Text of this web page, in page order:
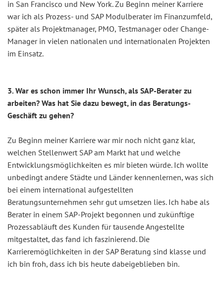
in San Francisco und New York. Zu Beginn meiner Karriere
war ich als Prozess- und SAP Modulberater im Finanzumfeld,
später als Projektmanager, PMO, Testmanager oder Change-
Manager in vielen nationalen und internationalen Projekten
im Einsatz.
3. War es schon immer Ihr Wunsch, als SAP-Berater zu
arbeiten? Was hat Sie dazu bewegt, in das Beratungs-
Geschäft zu gehen?
Zu Beginn meiner Karriere war mir noch nicht ganz klar,
welchen Stellenwert SAP am Markt hat und welche
Entwicklungsmöglichkeiten es mir bieten würde. Ich wollte
unbedingt andere Städte und Länder kennenlernen, was sich
bei einem international aufgestellten
Beratungsunternehmen sehr gut umsetzen lies. Ich habe als
Berater in einem SAP-Projekt begonnen und zukünftige
Prozessabläuft des Kunden für tausende Angestellte
mitgestaltet, das fand ich faszinierend. Die
Karrieremöglichkeiten in der SAP Beratung sind klasse und
ich bin froh, dass ich bis heute dabeigeblieben bin.